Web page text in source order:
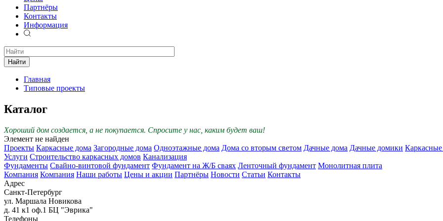
Партнёры
Контакты
Информация
Найти
Главная
Типовые проекты
Каталог
Хороший дом создается, а не покупается. Спросите у нас, каким будет ваш!
Элемент не найден
Проекты Каркасные дома Загородные дома Одноэтажные дома Дома со вторым светом Дачные дома Дачные домики
Услуги Строительство каркасных домов Канализация
Фундаменты Свайно-винтовой фундамент Фундамент на Ж/Б сваях Ленточный фундамент Монолитная плита
Компания Компания Наши работы Цены и акции Партнёры Новости Статьи Контакты
Адрес
Санкт-Петербург
ул. Маршала Новикова
д. 41 к1 оф.1 БЦ "Эврика"
Телефоны